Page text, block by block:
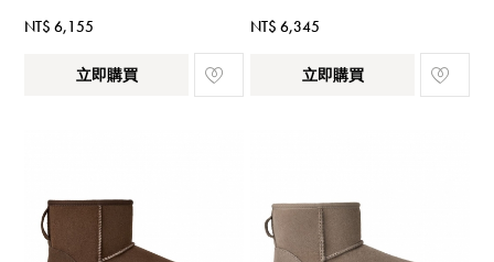
NT$ 6,155
立即購買
NT$ 6,345
立即購買